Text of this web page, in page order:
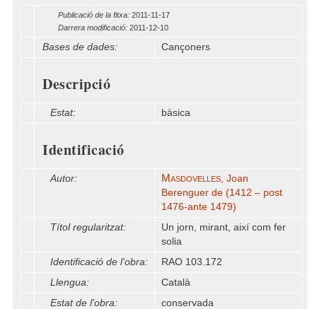
Publicació de la fitxa: 2011-11-17
Darrera modificació: 2011-12-10
Bases de dades: Cançoners
Descripció
Estat: bàsica
Identificació
Autor: Masdovelles, Joan
Berenguer de (1412 – post
1476-ante 1479)
Títol regularitzat:
Un jorn, mirant, així com fer
solia
Identificació de l'obra:
RAO 103.172
Llengua:
Català
Estat de l'obra:
conservada